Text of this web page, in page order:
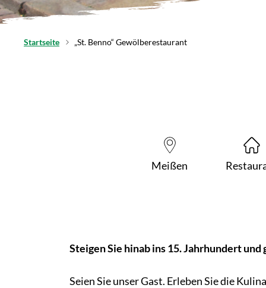
Startseite „St. Benno“ Gewölberestaurant
Meißen
Steigen Sie hinab ins 15. Jahrhundert
Seien Sie unser Gast. Erleben Sie die